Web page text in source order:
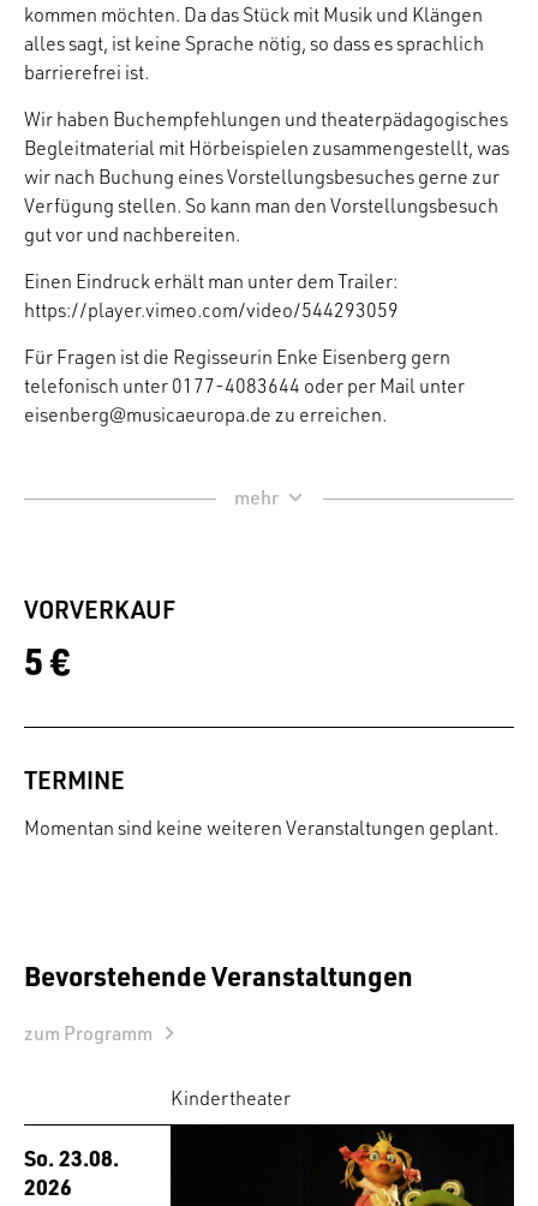
kommen möchten. Da das Stück mit Musik und Klängen
alles sagt, ist keine Sprache nötig, so dass es sprachlich
barrierefrei ist.
Wir haben Buchempfehlungen und theaterpädagogisches
Begleitmaterial mit Hörbeispielen zusammengestellt, was
wir nach Buchung eines Vorstellungsbesuches gerne zur
Verfügung stellen. So kann man den Vorstellungsbesuch
gut vor und nachbereiten.
Einen Eindruck erhält man unter dem Trailer:
https://player.vimeo.com/video/544293059
Für Fragen ist die Regisseurin Enke Eisenberg gern
telefonisch unter 0177-4083644 oder per Mail unter
eisenberg@musicaeuropa.de zu erreichen.
VORVERKAUF
5 €
TERMINE
Momentan sind keine weiteren Veranstaltungen geplant.
Bevorstehende Veranstaltungen
zum Programm
Kindertheater
So. 23.08.
2026